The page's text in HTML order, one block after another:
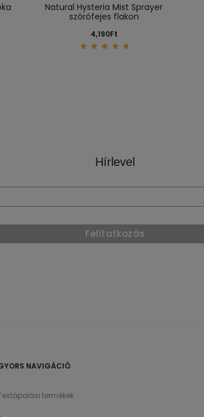
Natural Hysteria Mist Sprayer
szórófejes flakon
4,190Ft
Hírlevel
NAVIGÁCIÓ
termékek